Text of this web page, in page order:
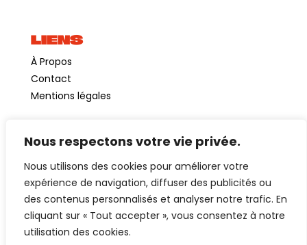
Nous respectons votre vie privée.
Nous utilisons des cookies pour améliorer votre
expérience de navigation, diffuser des publicités ou
des contenus personnalisés et analyser notre trafic. En
cliquant sur « Tout accepter », vous consentez à notre
utilisation des cookies.
LIENS
À Propos
Contact
Mentions légales
©GuinguetteChezAlriq2026
Création site internetYOSOY studio